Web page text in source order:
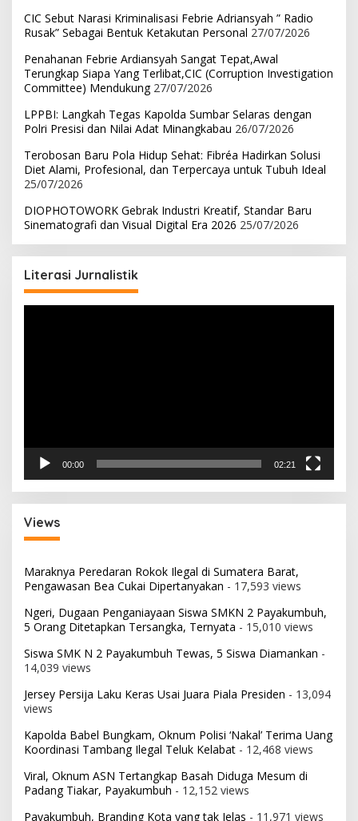
CIC Sebut Narasi Kriminalisasi Febrie Adriansyah ” Radio
Rusak” Sebagai Bentuk Ketakutan Personal 27/07/2026
Penahanan Febrie Ardiansyah Sangat Tepat,Awal
Terungkap Siapa Yang Terlibat,CIC (Corruption Investigation
Committee) Mendukung 27/07/2026
LPPBI: Langkah Tegas Kapolda Sumbar Selaras dengan
Polri Presisi dan Nilai Adat Minangkabau 26/07/2026
Terobosan Baru Pola Hidup Sehat: Fibréa Hadirkan Solusi
Diet Alami, Profesional, dan Terpercaya untuk Tubuh Ideal
25/07/2026
DIOPHOTOWORK Gebrak Industri Kreatif, Standar Baru
Sinematografi dan Visual Digital Era 2026 25/07/2026
Literasi Jurnalistik
00:00 02:21
Views
Maraknya Peredaran Rokok Ilegal di Sumatera Barat,
Pengawasan Bea Cukai Dipertanyakan - 17,593 views
Ngeri, Dugaan Penganiayaan Siswa SMKN 2 Payakumbuh,
5 Orang Ditetapkan Tersangka, Ternyata - 15,010 views
Siswa SMK N 2 Payakumbuh Tewas, 5 Siswa Diamankan -
14,039 views
Jersey Persija Laku Keras Usai Juara Piala Presiden - 13,094
views
Kapolda Babel Bungkam, Oknum Polisi ‘Nakal’ Terima Uang
Koordinasi Tambang Ilegal Teluk Kelabat - 12,468 views
Viral, Oknum ASN Tertangkap Basah Diduga Mesum di
Padang Tiakar, Payakumbuh - 12,152 views
Payakumbuh, Branding Kota yang tak Jelas - 11,971 views